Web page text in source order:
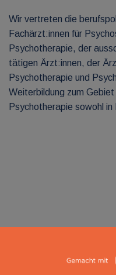
Wir vertreten die
Fachärzt:innen für
Psychotherapie, der
tätigen Ärzt:innen, der
Psychotherapie und
Weiterbildung zum
Psychotherapie sowohl in